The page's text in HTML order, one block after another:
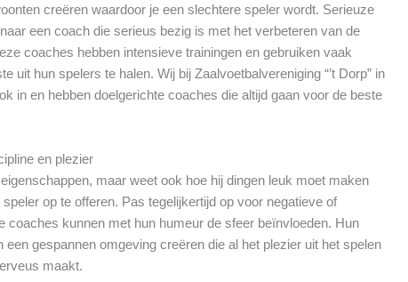
creëren waardoor je een slechtere speler wordt. Serieuze
een coach die serieus bezig is met het verbeteren van de
coaches hebben intensieve trainingen en gebruiken vaak
uit hun spelers te halen. Wij bij Zaalvoetbalvereniging “’t Dorp” in
in en hebben doelgerichte coaches die altijd gaan voor de beste
en plezier
maar weet ook hoe hij dingen leuk moet maken
op te offeren. Pas tegelijkertijd op voor negatieve of
coaches kunnen met hun humeur de sfeer beïnvloeden. Hun
een gespannen omgeving creëren die al het plezier uit het spelen
maakt.